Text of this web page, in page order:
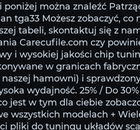
można znaleźć
tga33 Możesz zobaczyć,
tabeli, skontaktuj się z
Carecufile.com czy
i wysokiej jakości chip
w granicach
hamowni) i
wydajność. 25% / Do
jest w tym dla ciebie
wszystkich modelach +
pliki do tuningu układów